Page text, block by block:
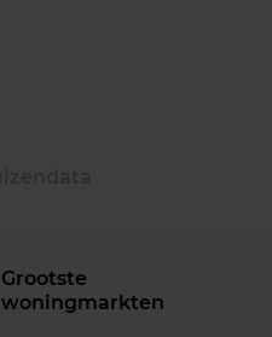
Grootste
woningmarkten